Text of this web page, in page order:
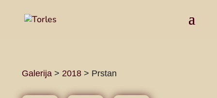
Galerija> 2018> Prstan